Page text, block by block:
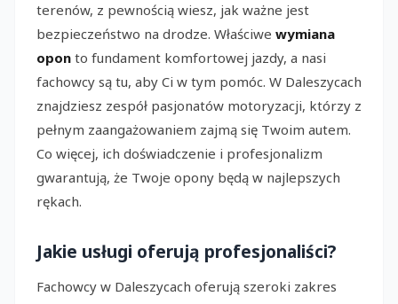
terenów, z pewnością wiesz, jak ważne jest
bezpieczeństwo na drodze. Właściwe wymiana
opon to fundament komfortowej jazdy, a nasi
fachowcy są tu, aby Ci w tym pomóc. W Daleszycach
znajdziesz zespół pasjonatów motoryzacji, którzy z
pełnym zaangażowaniem zajmą się Twoim autem.
Co więcej, ich doświadczenie i profesjonalizm
gwarantują, że Twoje opony będą w najlepszych
rękach.
Jakie usługi oferują profesjonaliści?
Fachowcy w Daleszycach oferują szeroki zakres